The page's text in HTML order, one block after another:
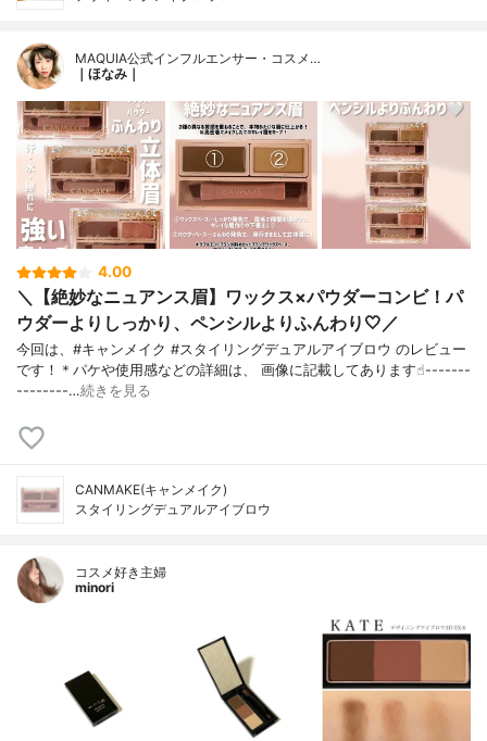
MAQUIA公式インフルエンサー・コスメ…
｜ほなみ｜
4.00
＼【絶妙なニュアンス眉】ワックス×パウダーコンビ！パ
ウダーよりしっかり、ペンシルよりふんわり🤍／
今回は、#キャンメイク #スタイリングデュアルアイブロウ のレビュー
です！＊パケや使用感などの詳細は、 画像に記載してあります☝︎-------
--------…続きを見る
CANMAKE(キャンメイク)
スタイリングデュアルアイブロウ
コスメ好き主婦
minori